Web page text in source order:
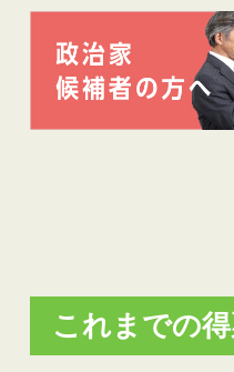
これまでの